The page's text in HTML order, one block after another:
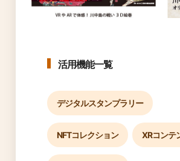
活用機能一覧
デジタルスタンプラリー
NFTコレクション XRコンテ